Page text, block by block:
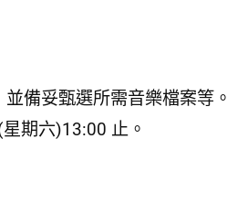
備妥甄選所需音樂檔案等。
期六)13:00 止。